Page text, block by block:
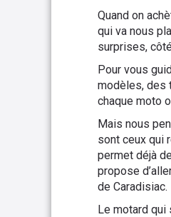
Quand on
qui va nous
surprises,
Pour vous
modèles, des
chaque moto
Mais nous
sont ceux qui
permet déjà
propose
de Caradisiac.
Le motard qui